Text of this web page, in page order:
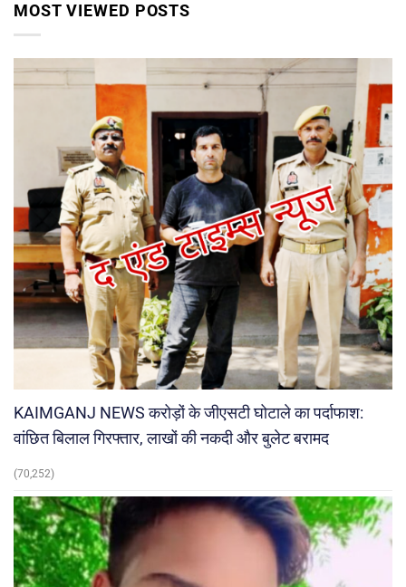
MOST VIEWED POSTS
KAIMGANJ NEWS करोड़ों के जीएसटी घोटाले का पर्दाफाश:
वांछित बिलाल गिरफ्तार, लाखों की नकदी और बुलेट बरामद
(70,252)